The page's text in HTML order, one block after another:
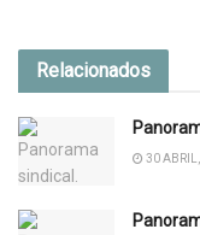
Relacionados
30